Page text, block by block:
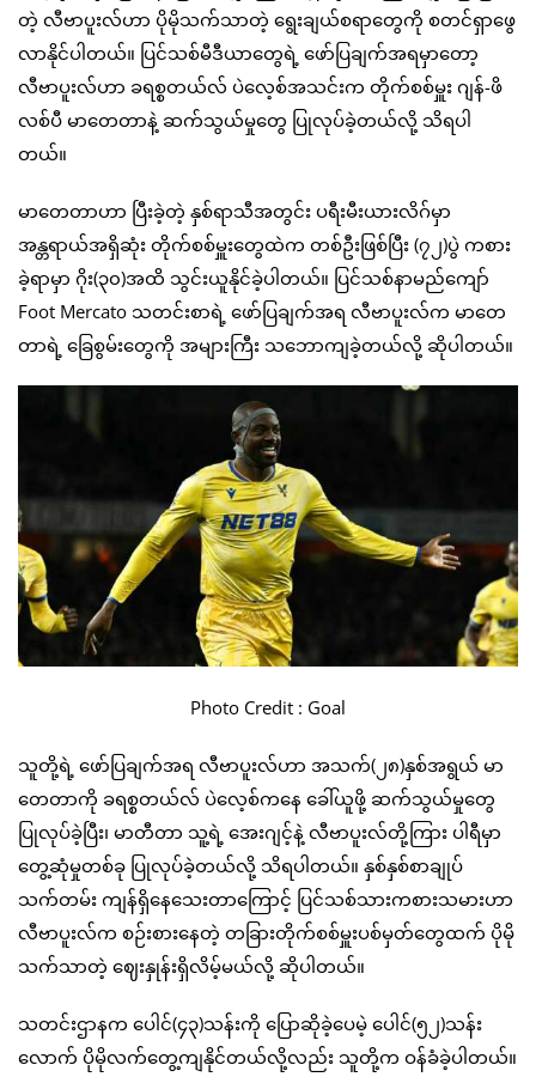
တဲ့ လီဗာပူးလ်ဟာ ပိုမိုသက်သာတဲ့ ရွေးချယ်စရာတွေကို စတင်ရှာဖွေ
လာနိုင်ပါတယ်။ ပြင်သစ်မီဒီယာတွေရဲ့ ဖော်ပြချက်အရမှာတော့
လီဗာပူးလ်ဟာ ခရစ္စတယ်လ် ပဲလေ့စ်အသင်းက တိုက်စစ်မှူး ဂျန်-ဖိ
လစ်ပီ မာတေတာနဲ့ ဆက်သွယ်မှုတွေ ပြုလုပ်ခဲ့တယ်လို့ သိရပါ
တယ်။
မာတေတာဟာ ပြီးခဲ့တဲ့ နှစ်ရာသီအတွင်း ပရီးမီးယားလိဂ်မှာ
အန္တရာယ်အရှိဆုံး တိုက်စစ်မှူးတွေထဲက တစ်ဦးဖြစ်ပြီး (၇၂)ပွဲ ကစား
ခဲ့ရာမှာ ဂိုး(၃၀)အထိ သွင်းယူနိုင်ခဲ့ပါတယ်။ ပြင်သစ်နာမည်ကျော်
Foot Mercato သတင်းစာရဲ့ ဖော်ပြချက်အရ လီဗာပူးလ်က မာတေ
တာရဲ့ ခြေစွမ်းတွေကို အများကြီး သဘောကျခဲ့တယ်လို့ ဆိုပါတယ်။
Photo Credit : Goal
သူတို့ရဲ့ ဖော်ပြချက်အရ လီဗာပူးလ်ဟာ အသက်(၂၈)နှစ်အရွယ် မာ
တေတာကို ခရစ္စတယ်လ် ပဲလေ့စ်ကနေ ခေါ်ယူဖို့ ဆက်သွယ်မှုတွေ
ပြုလုပ်ခဲ့ပြီး၊ မာတီတာ သူ့ရဲ့ အေးဂျင့်နဲ့ လီဗာပူးလ်တို့ကြား ပါရီမှာ
တွေ့ဆုံမှုတစ်ခု ပြုလုပ်ခဲ့တယ်လို့ သိရပါတယ်။ နှစ်နှစ်စာချုပ်
သက်တမ်း ကျန်ရှိနေသေးတာကြောင့် ပြင်သစ်သားကစားသမားဟာ
လီဗာပူးလ်က စဉ်းစားနေတဲ့ တခြားတိုက်စစ်မှူးပစ်မှတ်တွေထက် ပိုမို
သက်သာတဲ့ ဈေးနှုန်းရှိလိမ့်မယ်လို့ ဆိုပါတယ်။
သတင်းဌာနက ပေါင်(၄၃)သန်းကို ပြောဆိုခဲ့ပေမဲ့ ပေါင်(၅၂)သန်း
လောက် ပိုမိုလက်တွေ့ကျနိုင်တယ်လို့လည်း သူတို့က ဝန်ခံခဲ့ပါတယ်။